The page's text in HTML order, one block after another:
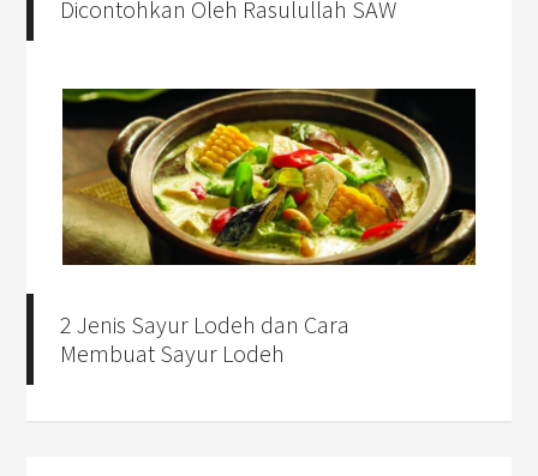
Dicontohkan Oleh Rasulullah SAW
2 Jenis Sayur Lodeh dan Cara
Membuat Sayur Lodeh